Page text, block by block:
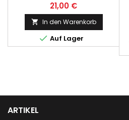
21,00 €
 In den Warenkorb
 Auf Lager
ARTIKEL